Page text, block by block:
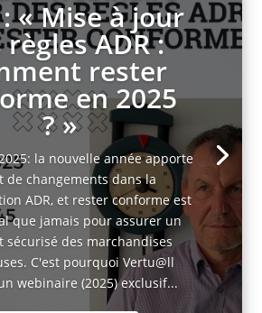
« Mise à jour
ADR :
rester
en 2025
? »
2025: la nouvelle année apporte
de changements dans la
ADR, et rester conforme est
que jamais pour assurer un
sécurisé des marchandises
C'est pourquoi Vertu@ll
webinaire (2025) exclusif...